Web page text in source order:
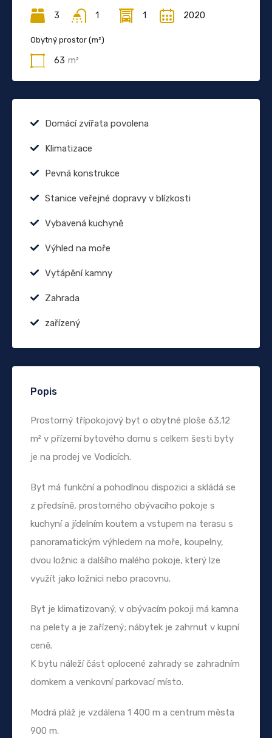
3 1 1 2020
Obytný prostor (m²)
63 m²
Domácí zvířata povolena
Klimatizace
Pevná konstrukce
Stanice veřejné dopravy v blízkosti
Vybavená kuchyně
Výhled na moře
Vytápění kamny
Zahrada
zařízený
Popis
Prostorný třípokojový byt o obytné ploše 63,12
m² v přízemí bytového domu s celkem šesti byty
je na prodej ve Vodicích.
Byt má funkční a pohodlnou dispozici a skládá se
z předsíně, prostorného obývacího pokoje s
kuchyní a jídelním koutem a vstupem na terasu s
panoramatickým výhledem na moře, koupelny,
dvou ložnic a dalšího malého pokoje, který lze
využít jako ložnici nebo pracovnu.
Byt je klimatizovaný, v obývacím pokoji má kamna
na pelety a je zařízený; nábytek je zahrnut v kupní
ceně.
K bytu náleží část oplocené zahrady se zahradním
domkem a venkovní parkovací místo.
Modrá pláž je vzdálena 1 400 m a centrum města
900 m.